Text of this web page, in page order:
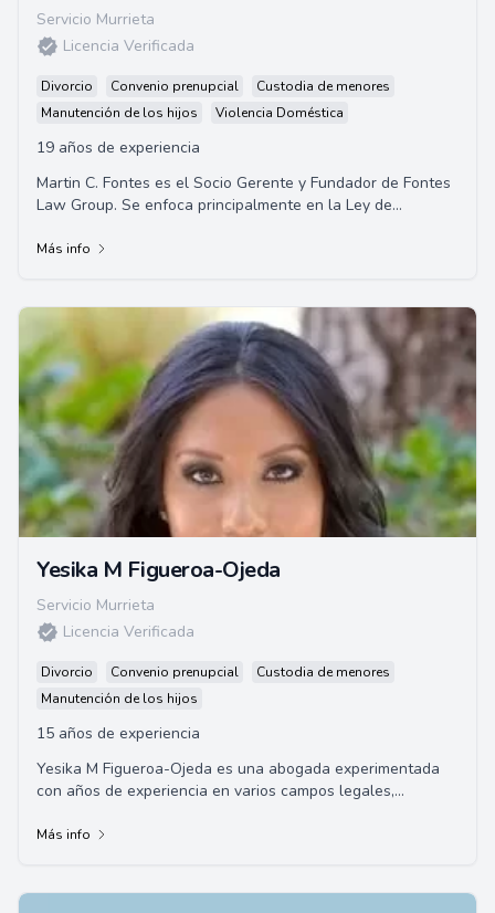
Servicio Murrieta
Licencia Verificada
Divorcio Convenio prenupcial
Custodia de menores
Manutención de los hijos
Violencia Doméstica
19 años de experiencia
Martin C. Fontes es el Socio Gerente y Fundador de Fontes
Law Group. Se enfoca principalmente en la Ley de
Más info
Yesika M Figueroa-Ojeda
Servicio Murrieta
Licencia Verificada
Divorcio Convenio prenupcial
Custodia de menores
Manutención de los hijos
15 años de experiencia
Yesika M Figueroa-Ojeda es una abogada experimentada
con años de experiencia en varios campos legales,
Más info